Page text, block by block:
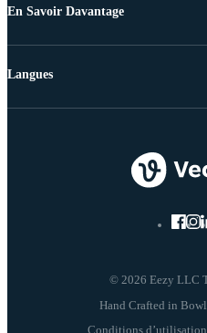
En Savoir Davantage
© 2026 Eezy LLC
Conditions d’utilisation
Langues